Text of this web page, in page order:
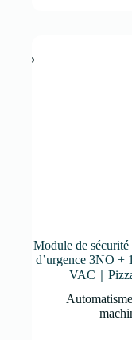
Module de sécurité
d’urgence 3NO +
VAC｜
Automatisme